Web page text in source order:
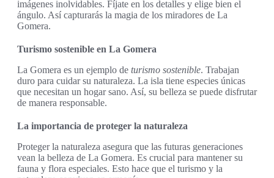
imágenes inolvidables. Fíjate en los detalles y elige bien el
ángulo. Así capturarás la magia de los miradores de La
Gomera.
Turismo sostenible en La Gomera
La Gomera es un ejemplo de turismo sostenible. Trabajan
duro para cuidar su naturaleza. La isla tiene especies únicas
que necesitan un hogar sano. Así, su belleza se puede disfrutar
de manera responsable.
La importancia de proteger la naturaleza
Proteger la naturaleza asegura que las futuras generaciones
vean la belleza de La Gomera. Es crucial para mantener su
fauna y flora especiales. Esto hace que el turismo y la